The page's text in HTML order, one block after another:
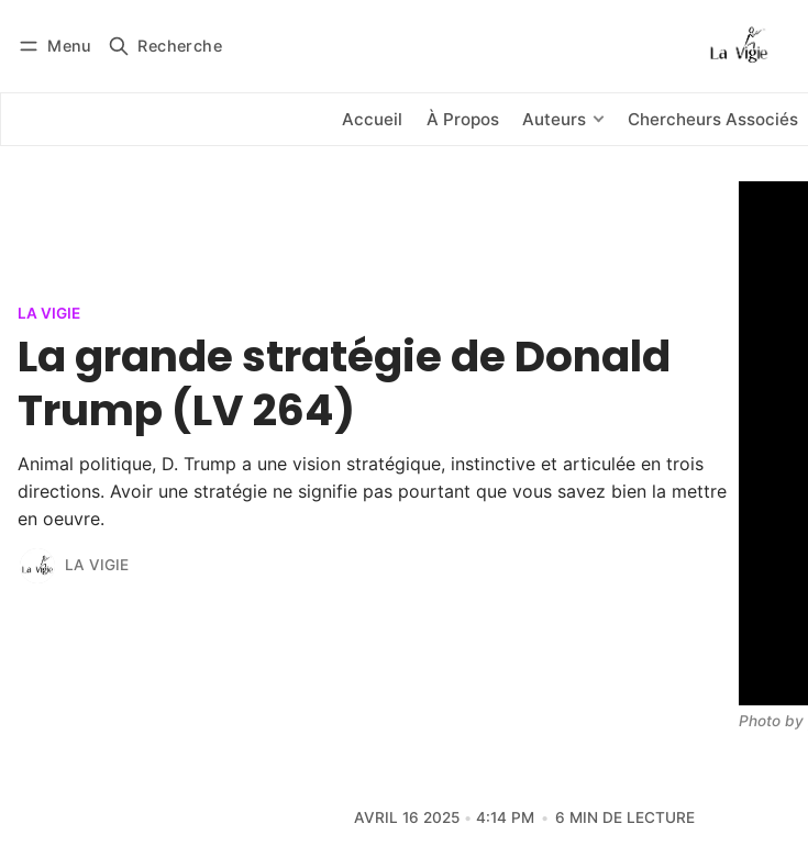
Menu Recherche
Accueil À Propos Auteurs Chercheurs Associés
Se connecter
LA VIGIE
La grande stratégie de Donald
Trump (LV 264)
Animal politique, D. Trump a une vision stratégique, instinctive et articulée en trois
directions. Avoir une stratégie ne signifie pas pourtant que vous savez bien la mettre
en oeuvre.
LA VIGIE
Photo by
AVRIL 16 2025 4:14 PM 6 MIN DE LECTURE